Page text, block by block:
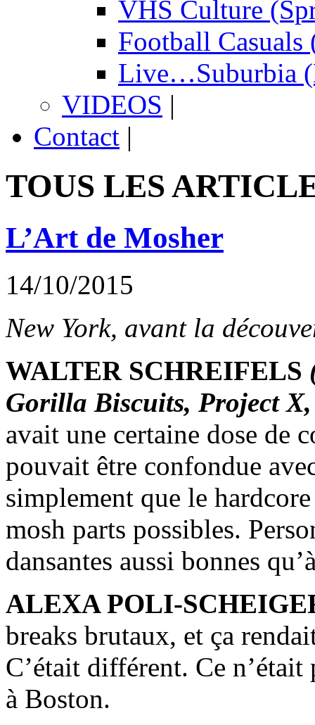
VHS Culture
Football Casuals
Live…Suburbia
VIDEOS |
Contact |
TOUS LES
L’Art de Mosher
14/10/2015
New York, avant la
WALTER SCHREIFELS
Gorilla Biscuits, Project
avait une certaine dose de
pouvait être confondue
simplement que le
mosh parts possibles.
dansantes aussi bonnes
ALEXA POLI-
breaks brutaux, et ça
C’était différent. Ce
à Boston.